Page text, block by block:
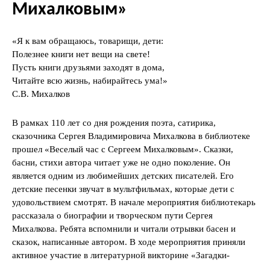
Михалковым»
«Я к вам обращаюсь, товарищи, дети:
Полезнее книги нет вещи на свете!
Пусть книги друзьями заходят в дома,
Читайте всю жизнь, набирайтесь ума!»
С.В. Михалков
В рамках 110 лет со дня рождения поэта, сатирика,
сказочника Сергея Владимировича Михалкова в библиотеке
прошел «Веселый час с Сергеем Михалковым». Сказки,
басни, стихи автора читает уже не одно поколение. Он
является одним из любимейших детских писателей. Его
детские песенки звучат в мультфильмах, которые дети с
удовольствием смотрят. В начале мероприятия библиотекарь
рассказала о биографии и творческом пути Сергея
Михалкова. Ребята вспомнили и читали отрывки басен и
сказок, написанные автором. В ходе мероприятия приняли
активное участие в литературной викторине «Загадки-